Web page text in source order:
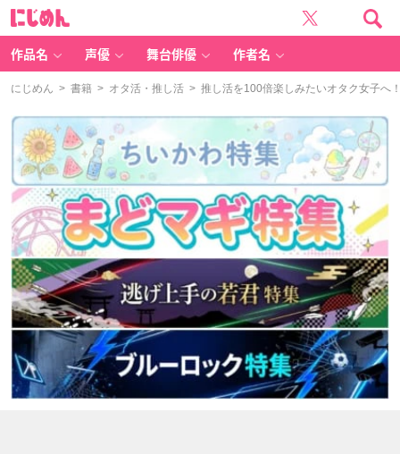
作品名 声優 舞台俳優 作者名
にじめん > 書籍 > オタ活・推し活 > 推し活を100倍楽しみたいオタク女子へ